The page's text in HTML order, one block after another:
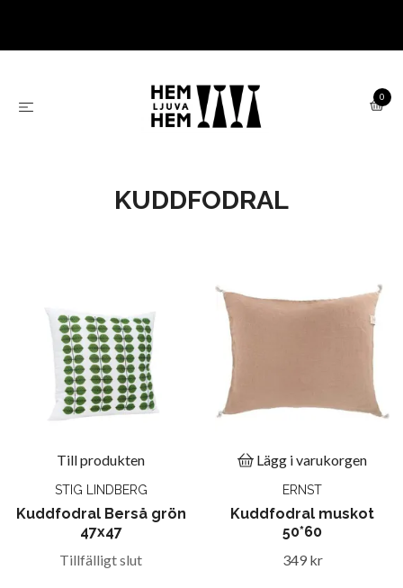
0
KUDDFODRAL
Till produkten
STIG LINDBERG
Kuddfodral Berså grön
47x47
Tillfälligt slut
Lägg i varukorgen
ERNST
Kuddfodral muskot
50*60
349 kr